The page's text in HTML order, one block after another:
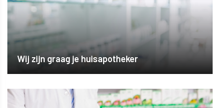
Wij zijn graag je huisapotheker